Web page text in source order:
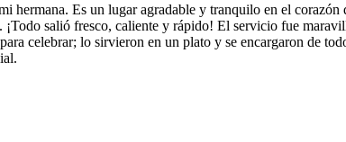
hermana. Es un lugar agradable y tranquilo en el
salió fresco, caliente y rápido! El servicio fue
celebrar; lo sirvieron en un plato y se encargaron de